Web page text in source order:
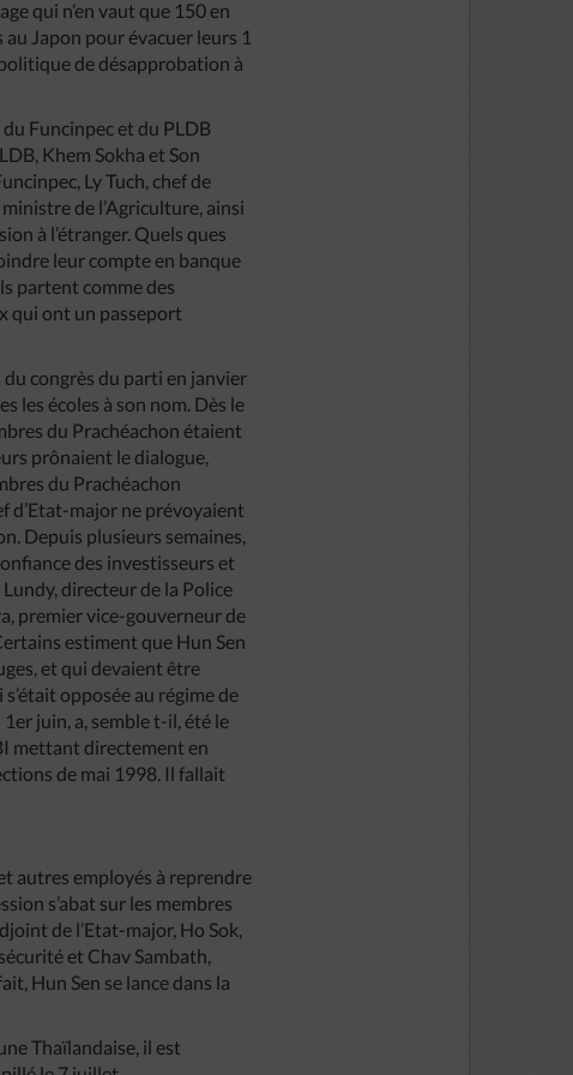
qui n’en vaut que 150 en
Japon pour évacuer leurs 1
de désapprobation à
Funcinpec et du PLDB
Khem Sokha et Son
Ly Tuch, chef de
de l’Agriculture, ainsi
à l’étranger. Quels ques
leur compte en banque
partent comme des
qui ont un passeport
du congrès du parti en janvier
les écoles à son nom. Dès le
du Prachéachon étaient
prônaient le dialogue,
du Prachéachon
d’Etat-major ne prévoyaient
Depuis plusieurs semaines,
des investisseurs et
directeur de la Police
premier vice-gouverneur de
estiment que Hun Sen
et qui devaient être
opposée au régime de
juin, a, semble t-il, été le
mettant directement en
de mai 1998. Il fallait
autres employés à reprendre
s’abat sur les membres
de l’Etat-major, Ho Sok,
et Chav Sambath,
Hun Sen se lance dans la
Thaïlandaise, il est